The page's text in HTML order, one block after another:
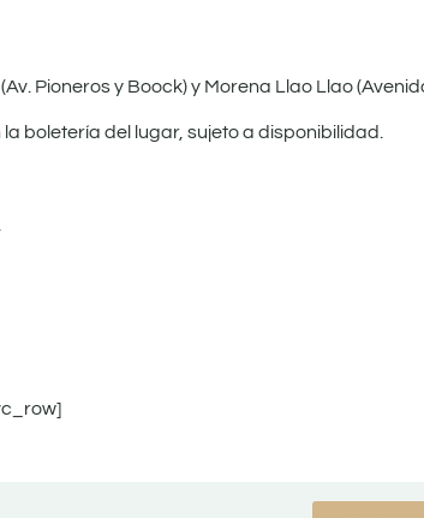
Pioneros y Boock) y Morena Llao Llao
boletería del lugar, sujeto a disponibilidad.